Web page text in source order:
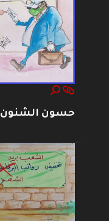
حسون الشنون